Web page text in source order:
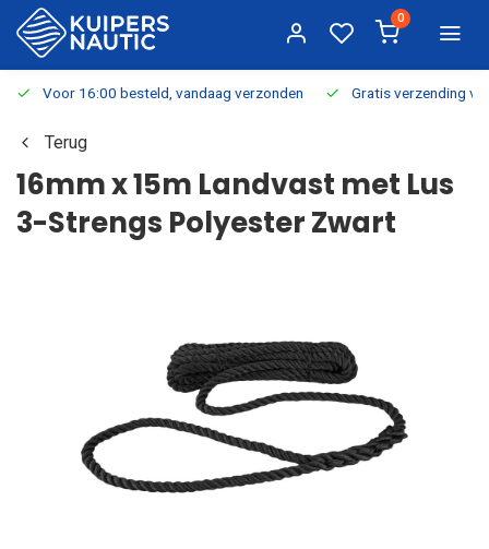
0
Voor 16:00 besteld, vandaag verzonden Gratis verzending
Terug
16mm x 15m Landvast met Lus
3-Strengs Polyester Zwart